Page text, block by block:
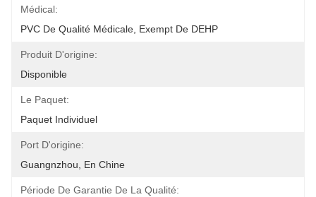
Médical:
PVC De Qualité Médicale, Exempt De DEHP
Produit D'origine:
Disponible
Le Paquet:
Paquet Individuel
Port D'origine:
Guangnzhou, En Chine
Période De Garantie De La Qualité: